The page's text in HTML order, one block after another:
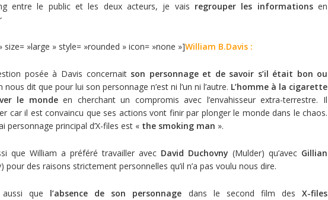
entre le public et les deux acteurs, je vais regrouper les informationsen
size= »large » style= »rounded » icon= »none »]William B.Davis :
posée à Davis concernait son personnage et de savoir s’il était bon ou
nous dit que pour lui son personnage n’est ni l’un ni l’autre. L’homme à la cigarette
le mondeen cherchant un compromis avec l’envahisseur extra-terrestre. Il
car il est convaincu que ses actions vont finir par plonger le monde dans le chaos.
personnage principal d’X-files est « the smoking man ».
que William a préféré travailler avec David Duchovny (Mulder) qu’avec Gillian
pour des raisons strictement personnelles qu’il n’a pas voulu nous dire.
que l’absence de son personnage dans le second film desX-files